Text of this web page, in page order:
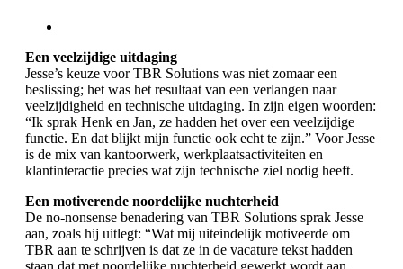
Een veelzijdige uitdaging
Jesse’s keuze voor TBR Solutions was niet zomaar een
beslissing; het was het resultaat van een verlangen naar
veelzijdigheid en technische uitdaging. In zijn eigen woorden:
“Ik sprak Henk en Jan, ze hadden het over een veelzijdige
functie. En dat blijkt mijn functie ook echt te zijn.” Voor Jesse
is de mix van kantoorwerk, werkplaatsactiviteiten en
klantinteractie precies wat zijn technische ziel nodig heeft.
Een motiverende noordelijke nuchterheid
De no-nonsense benadering van TBR Solutions sprak Jesse
aan, zoals hij uitlegt: “Wat mij uiteindelijk motiveerde om
TBR aan te schrijven is dat ze in de vacature tekst hadden
staan dat met noordelijke nuchterheid gewerkt wordt aan